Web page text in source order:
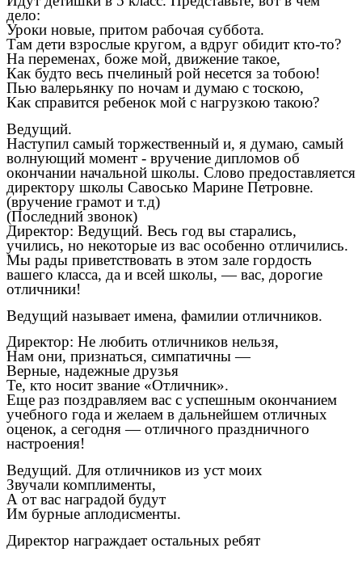
дело:
Уроки новые, притом рабочая суббота.
Там дети взрослые кругом, а вдруг обидит кто-то?
На переменах, боже мой, движение такое,
Как будто весь пчелиный рой несется за тобою!
Пью валерьянку по ночам и думаю с тоскою,
Как справится ребенок мой с нагрузкою такою?
Ведущий.
Наступил самый торжественный и, я думаю, самый
волнующий момент - вручение дипломов об
окончании начальной школы. Слово предоставляется
директору школы Савосько Марине Петровне.
(вручение грамот и т.д)
(Последний звонок)
Директор: Ведущий. Весь год вы старались,
учились, но некоторые из вас особенно отличились.
Мы рады приветствовать в этом зале гордость
вашего класса, да и всей школы, — вас, дорогие
отличники!
Ведущий называет имена, фамилии отличников.
Директор: Не любить отличников нельзя,
Нам они, признаться, симпатичны —
Верные, надежные друзья
Те, кто носит звание «Отличник».
Еще раз поздравляем вас с успешным окончанием
учебного года и желаем в дальнейшем отличных
оценок, а сегодня — отличного праздничного
настроения!
Ведущий. Для отличников из уст моих
Звучали комплименты,
А от вас наградой будут
Им бурные аплодисменты.
Директор награждает остальных ребят